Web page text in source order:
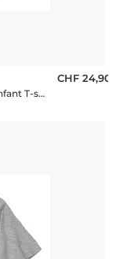
Disney - La Reine des neiges - Olaf Oh Snow - Enfant T-shirt
CHF 24,90